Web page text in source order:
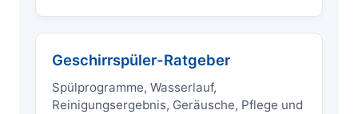
Geschirrspüler-Ratgeber
Spülprogramme, Wasserlauf,
Reinigungsergebnis, Geräusche, Pflege und